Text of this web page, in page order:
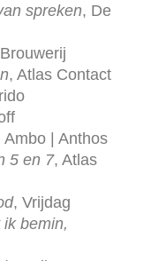
spreken, De
, Atlas Contact
Ambo | Anthos
5 en 7, Atlas
, Vrijdag
bemin,